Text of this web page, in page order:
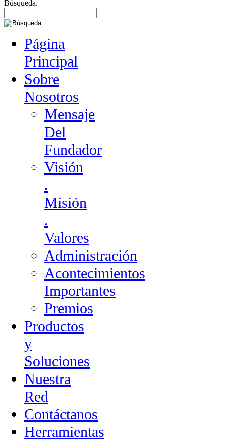
Búsqueda.
Página
Principal
Sobre
Nosotros
Mensaje
Del
Fundador
Visión
.
Misión
.
Valores
Administración
Acontecimientos
Importantes
Premios
Productos
y
Soluciones
Nuestra
Red
Contáctanos
Herramientas